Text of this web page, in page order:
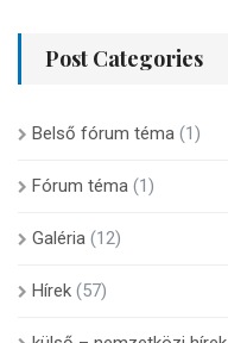
Post Categories
Belső fórum téma (1)
Fórum téma (1)
Galéria (12)
Hírek (57)